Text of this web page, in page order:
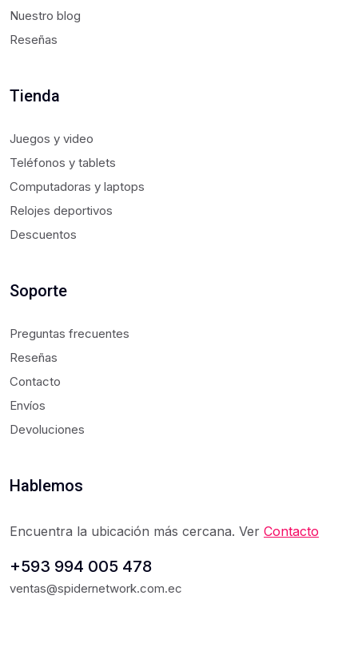
Nuestro blog
Reseñas
Tienda
Juegos y video
Teléfonos y tablets
Computadoras y laptops
Relojes deportivos
Descuentos
Soporte
Preguntas frecuentes
Reseñas
Contacto
Envíos
Devoluciones
Hablemos
Encuentra la ubicación más cercana. Ver Contacto
+593 994 005 478
ventas@spidernetwork.com.ec